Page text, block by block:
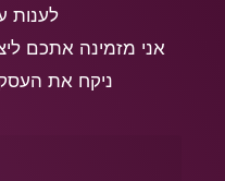
לענות
אני מזמינה אתכם
ניקח את